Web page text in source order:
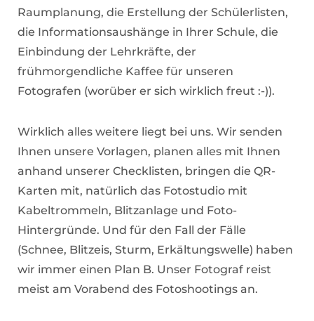
Raumplanung, die Erstellung der Schülerlisten,
die Informationsaushänge in Ihrer Schule, die
Einbindung der Lehrkräfte, der
frühmorgendliche Kaffee für unseren
Fotografen (worüber er sich wirklich freut :-)).
Wirklich alles weitere liegt bei uns. Wir senden
Ihnen unsere Vorlagen, planen alles mit Ihnen
anhand unserer Checklisten, bringen die QR-
Karten mit, natürlich das Fotostudio mit
Kabeltrommeln, Blitzanlage und Foto-
Hintergründe. Und für den Fall der Fälle
(Schnee, Blitzeis, Sturm, Erkältungswelle) haben
wir immer einen Plan B. Unser Fotograf reist
meist am Vorabend des Fotoshootings an.